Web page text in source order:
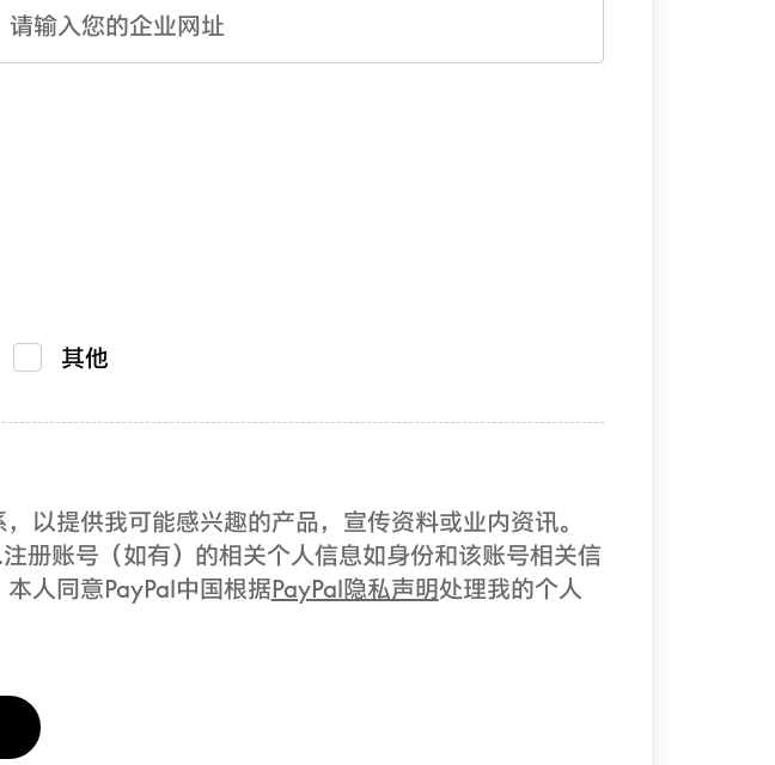
其他
以提供我可能感兴趣的产品，宣传资料或业内资讯。
册账号（如有）的相关个人信息如身份和该账号相关信
人同意PayPal中国根据PayPal隐私声明处理我的个人